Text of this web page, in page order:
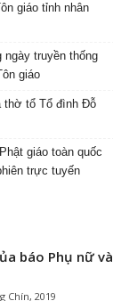
giáo tỉnh nhân
ngày truyền thống
giáo
thờ tổ Tổ đình Đỗ
giáo toàn quốc
trực tuyến
báo Phụ nữ và
Chín, 2019